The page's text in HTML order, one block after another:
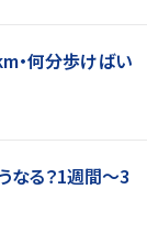
・何分歩けばい
なる？1週間～3